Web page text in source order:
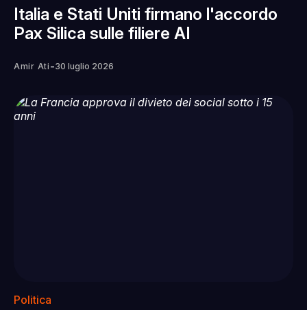
Italia e Stati Uniti firmano l'accordo
Pax Silica sulle filiere AI
Amir Ati -30 luglio 2026
Politica